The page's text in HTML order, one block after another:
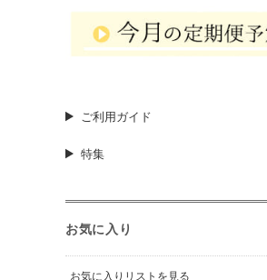
ご利用ガイド
特集
お気に入り
お気に入りリストを見る